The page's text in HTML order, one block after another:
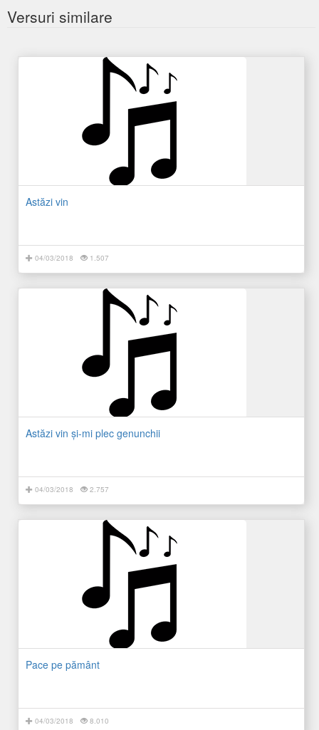
Versuri similare
Astăzi vin
04/03/2018 1.507
Astăzi vin şi-mi plec genunchii
04/03/2018 2.757
Pace pe pământ
04/03/2018 8.010